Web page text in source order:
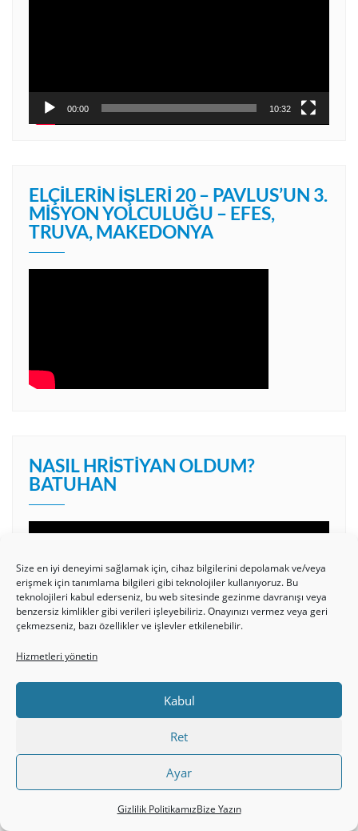
Size en iyi deneyimi sağlamak için, cihaz bilgilerini depolamak ve/veya
erişmek için tanımlama bilgileri gibi teknolojiler kullanıyoruz. Bu
teknolojileri kabul ederseniz, bu web sitesinde gezinme davranışı veya
benzersiz kimlikler gibi verileri işleyebiliriz. Onayınızı vermez veya geri
çekmezseniz, bazı özellikler ve işlevler etkilenebilir.
Hizmetleri yönetin
Kabul
Ret
Ayar
Gizlilik PolitikamızBize Yazın
00:00 10:32
ELÇILERIN İŞLERI 20 – PAVLUS’UN 3.
MISYON YOLCULUĞU – EFES,
TRUVA, MAKEDONYA
NASIL HRISTIYAN OLDUM?
BATUHAN
Video
HRISTIYAN İLAHI- TESLIM OLDUM